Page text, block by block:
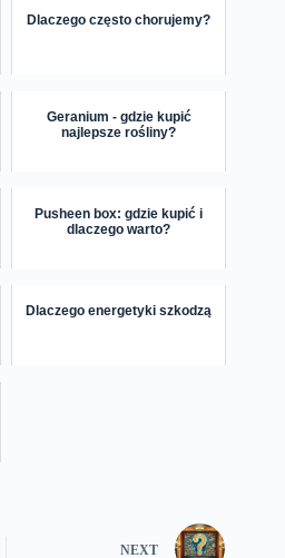
Dlaczego często chorujemy?
Geranium - gdzie kupić
najlepsze rośliny?
Pusheen box: gdzie kupić i
dlaczego warto?
Dlaczego energetyki szkodzą
NEXT